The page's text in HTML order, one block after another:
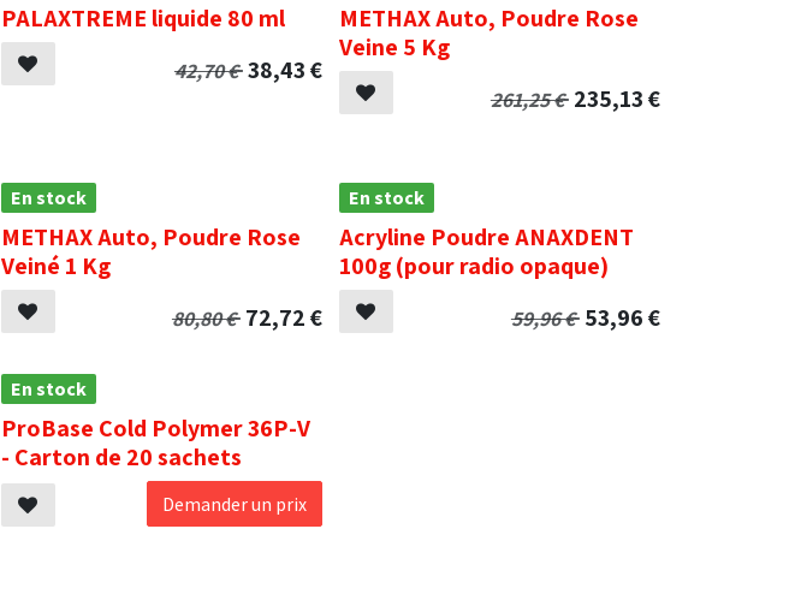
PALAXTREME liquide 80 ml
42,70€ 38,43€
METHAX Auto, Poudre Rose
Veine 5 Kg
261,25€ 235,13€
En stock
METHAX Auto, Poudre Rose
Veiné 1 Kg
80,80€ 72,72€
En stock
Acryline Poudre ANAXDENT
100g (pour radio opaque)
59,96€ 53,96€
En stock
ProBase Cold Polymer 36P-V
- Carton de 20 sachets
Demander un prix